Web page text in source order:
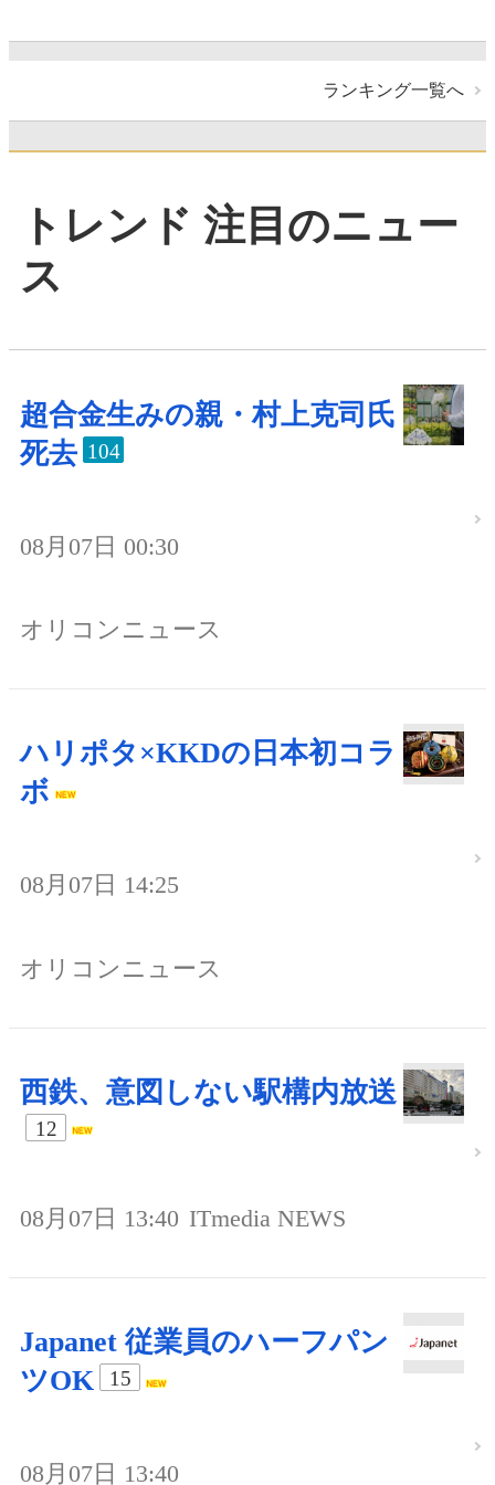
ランキング一覧へ
トレンド 注目のニュー
ス
超合金生みの親・村上克司氏
死去 104
08月07日 00:30
オリコンニュース
ハリポタ×KKDの日本初コラ
ボ
08月07日 14:25
オリコンニュース
西鉄、意図しない駅構内放送
12
08月07日 13:40 ITmedia NEWS
Japanet 従業員のハーフパン
ツOK
15
08月07日 13:40